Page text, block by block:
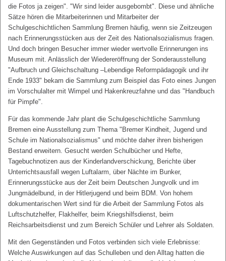
die Fotos ja zeigen". "Wir sind leider ausgebombt". Diese und ähnliche
Sätze hören die Mitarbeiterinnen und Mitarbeiter der
Schulgeschichtlichen Sammlung Bremen häufig, wenn sie Zeitzeugen
nach Erinnerungsstücken aus der Zeit des Nationalsozialismus fragen.
Und doch bringen Besucher immer wieder wertvolle Erinnerungen ins
Museum mit. Anlässlich der Wiedereröffnung der Sonderausstellung
"Aufbruch und Gleichschaltung –Lebendige Reformpädagogik und ihr
Ende 1933" bekam die Sammlung zum Beispiel das Foto eines Jungen
im Vorschulalter mit Wimpel und Hakenkreuzfahne und das "Handbuch
für Pimpfe".
Für das kommende Jahr plant die Schulgeschichtliche Sammlung
Bremen eine Ausstellung zum Thema "Bremer Kindheit, Jugend und
Schule im Nationalsozialismus" und möchte daher ihren bisherigen
Bestand erweitern. Gesucht werden Schulbücher und Hefte,
Tagebuchnotizen aus der Kinderlandverschickung, Berichte über
Unterrichtsausfall wegen Luftalarm, über Nächte im Bunker,
Erinnerungsstücke aus der Zeit beim Deutschen Jungvolk und im
Jungmädelbund, in der Hitlerjugend und beim BDM. Von hohem
dokumentarischen Wert sind für die Arbeit der Sammlung Fotos als
Luftschutzhelfer, Flakhelfer, beim Kriegshilfsdienst, beim
Reichsarbeitsdienst und zum Bereich Schüler und Lehrer als Soldaten.
Mit den Gegenständen und Fotos verbinden sich viele Erlebnisse:
Welche Auswirkungen auf das Schulleben und den Alltag hatten die